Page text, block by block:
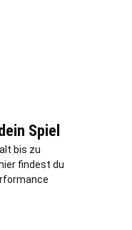
Spiel
bis zu
findest du